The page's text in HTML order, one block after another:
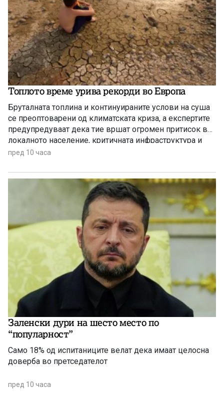
Топлото време урива рекорди во Европа
Бруталната топлина и континуираните услови на суша
се преоптоварени од климатската криза, а експертите
предупредуваат дека тие вршат огромен притисок врз
локалното население, критичната инфраструктура и
дивиот свет низ целиот регион.
пред 10 часа
Заленски дури на шесто место по
“популарност”
Само 18% од испитаниците велат дека имаат целосна
доверба во претседателот
пред 10 часа